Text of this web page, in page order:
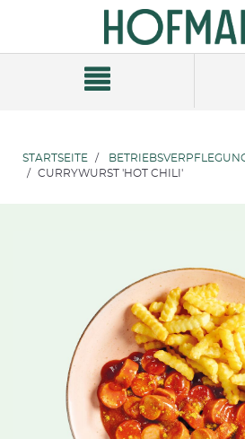
Navigationsmenü
STARTSEITE
CURRYWURST 'HOT CHILI'